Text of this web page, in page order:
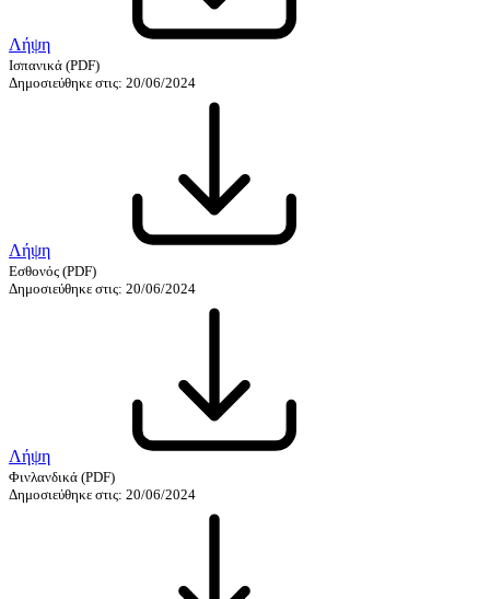
Λήψη
Ισπανικά (PDF)
Δημοσιεύθηκε στις: 20/06/2024
Λήψη
Εσθονός (PDF)
Δημοσιεύθηκε στις: 20/06/2024
Λήψη
Φινλανδικά (PDF)
Δημοσιεύθηκε στις: 20/06/2024